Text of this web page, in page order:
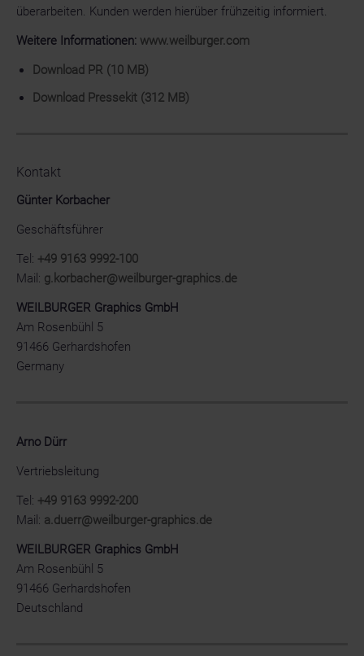
überarbeiten. Kunden werden hierüber frühzeitig informiert.
Weitere Informationen: www.weilburger.com
Download PR (10 MB)
Download Pressekit (312 MB)
Kontakt
Günter Korbacher
Geschäftsführer
Tel: +49 9163 9992-100
Mail: g.korbacher@weilburger-graphics.de
WEILBURGER Graphics GmbH
Am Rosenbühl 5
91466 Gerhardshofen
Germany
Arno Dürr
Vertriebsleitung
Tel: +49 9163 9992-200
Mail: a.duerr@weilburger-graphics.de
WEILBURGER Graphics GmbH
Am Rosenbühl 5
91466 Gerhardshofen
Deutschland